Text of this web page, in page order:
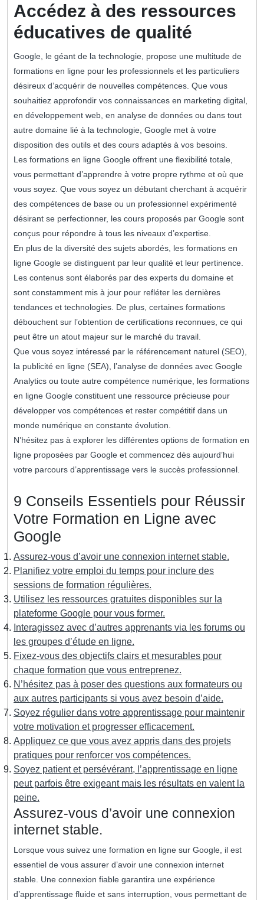
Accédez à des ressources
éducatives de qualité
Google, le géant de la technologie, propose une multitude de
formations en ligne pour les professionnels et les particuliers
désireux d’acquérir de nouvelles compétences. Que vous
souhaitiez approfondir vos connaissances en marketing digital,
en développement web, en analyse de données ou dans tout
autre domaine lié à la technologie, Google met à votre
disposition des outils et des cours adaptés à vos besoins.
Les formations en ligne Google offrent une flexibilité totale,
vous permettant d’apprendre à votre propre rythme et où que
vous soyez. Que vous soyez un débutant cherchant à acquérir
des compétences de base ou un professionnel expérimenté
désirant se perfectionner, les cours proposés par Google sont
conçus pour répondre à tous les niveaux d’expertise.
En plus de la diversité des sujets abordés, les formations en
ligne Google se distinguent par leur qualité et leur pertinence.
Les contenus sont élaborés par des experts du domaine et
sont constamment mis à jour pour refléter les dernières
tendances et technologies. De plus, certaines formations
débouchent sur l’obtention de certifications reconnues, ce qui
peut être un atout majeur sur le marché du travail.
Que vous soyez intéressé par le référencement naturel (SEO),
la publicité en ligne (SEA), l’analyse de données avec Google
Analytics ou toute autre compétence numérique, les formations
en ligne Google constituent une ressource précieuse pour
développer vos compétences et rester compétitif dans un
monde numérique en constante évolution.
N’hésitez pas à explorer les différentes options de formation en
ligne proposées par Google et commencez dès aujourd’hui
votre parcours d’apprentissage vers le succès professionnel.
9 Conseils Essentiels pour Réussir
Votre Formation en Ligne avec
Google
Assurez-vous d’avoir une connexion internet stable.
Planifiez votre emploi du temps pour inclure des
sessions de formation régulières.
Utilisez les ressources gratuites disponibles sur la
plateforme Google pour vous former.
Interagissez avec d’autres apprenants via les forums ou
les groupes d’étude en ligne.
Fixez-vous des objectifs clairs et mesurables pour
chaque formation que vous entreprenez.
N’hésitez pas à poser des questions aux formateurs ou
aux autres participants si vous avez besoin d’aide.
Soyez régulier dans votre apprentissage pour maintenir
votre motivation et progresser efficacement.
Appliquez ce que vous avez appris dans des projets
pratiques pour renforcer vos compétences.
Soyez patient et persévérant, l’apprentissage en ligne
peut parfois être exigeant mais les résultats en valent la
peine.
Assurez-vous d’avoir une connexion
internet stable.
Lorsque vous suivez une formation en ligne sur Google, il est
essentiel de vous assurer d’avoir une connexion internet
stable. Une connexion fiable garantira une expérience
d’apprentissage fluide et sans interruption, vous permettant de